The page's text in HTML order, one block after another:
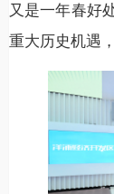
又是一年春好
重大历史机遇